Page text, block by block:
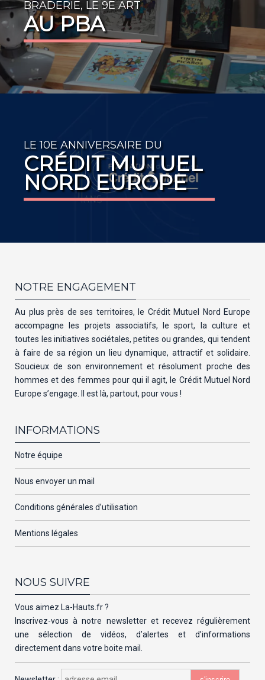
BRADERIE, LE 9E ART
AU PBA
LE 10E ANNIVERSAIRE DU
CRÉDIT MUTUEL
NORD EUROPE
NOTRE ENGAGEMENT
Au plus près de ses territoires, le Crédit Mutuel Nord Europe
accompagne les projets associatifs, le sport, la culture et
toutes les initiatives sociétales, petites ou grandes, qui tendent
à faire de sa région un lieu dynamique, attractif et solidaire.
Soucieux de son environnement et résolument proche des
hommes et des femmes pour qui il agit, le Crédit Mutuel Nord
Europe s’engage. Il est là, partout, pour vous !
INFORMATIONS
Notre équipe
Nous envoyer un mail
Conditions générales d’utilisation
Mentions légales
NOUS SUIVRE
Vous aimez La-Hauts.fr ?
Inscrivez-vous à notre newsletter et recevez régulièrement
une sélection de vidéos, d’alertes et d’informations
directement dans votre boite mail.